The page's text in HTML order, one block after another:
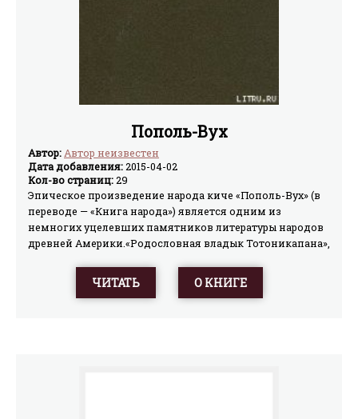
Пополь-Вух
Автор: Автор неизвестен
Дата добавления:2015-04-02
Кол-во страниц:29
Эпическое произведение народа киче «Пополь-Вух» (в
переводе — «Книга народа») является одним из
немногих уцелевших памятников литературы народов
древней Америки.«Родословная владык Тотоникапана»,
важный исторический документ середины XVI века,
повествующий так же, как и «Книга народа», о
ЧИТАТЬ О КНИГЕ